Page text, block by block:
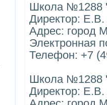
Школа №1288
Директор:
Адрес: город
Электронная
Телефон: +7
Школа №1288
Директор: